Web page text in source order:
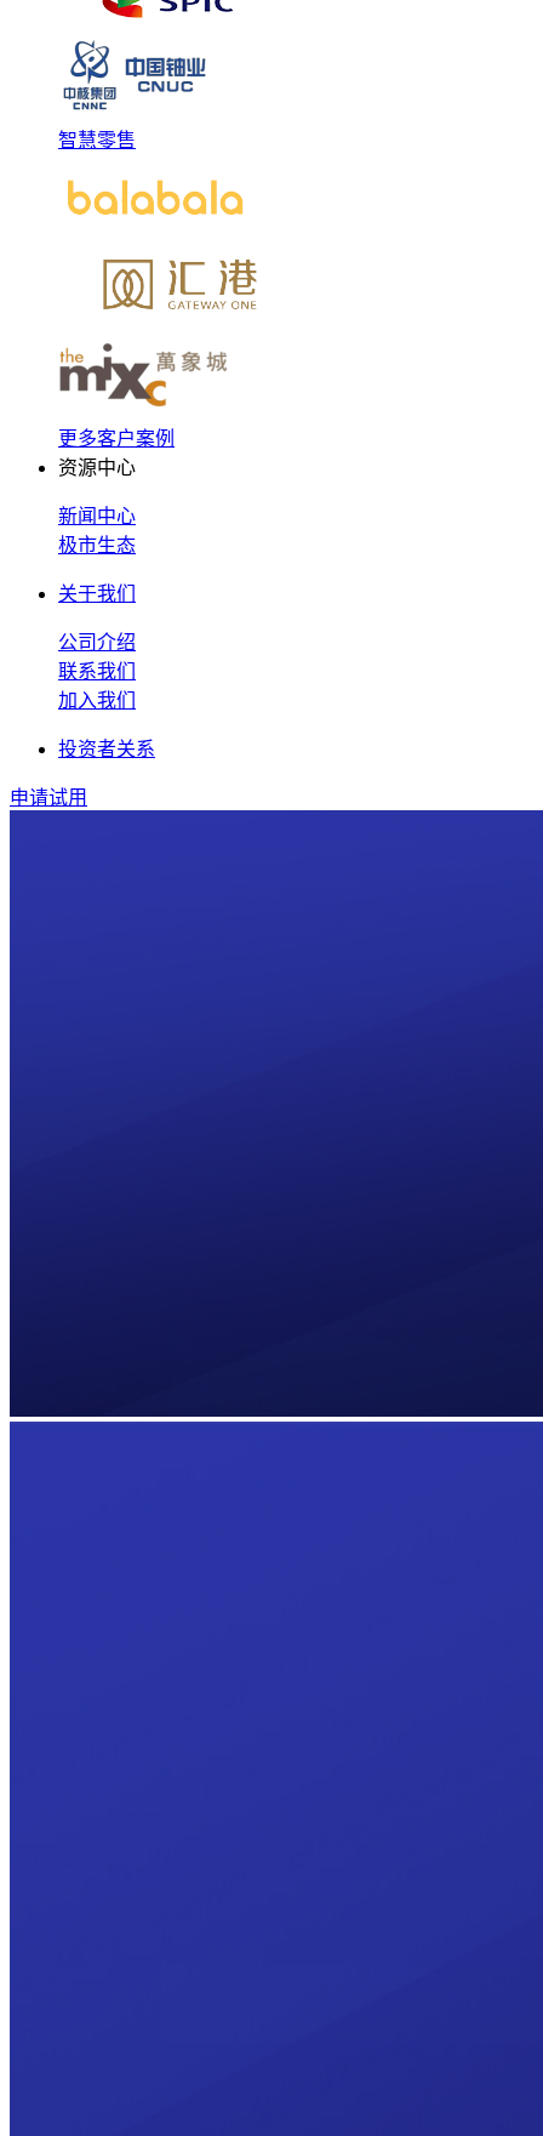
智慧零售
更多客户案例
资源中心
新闻中心
极市生态
关于我们
公司介绍
联系我们
加入我们
投资者关系
申请试用